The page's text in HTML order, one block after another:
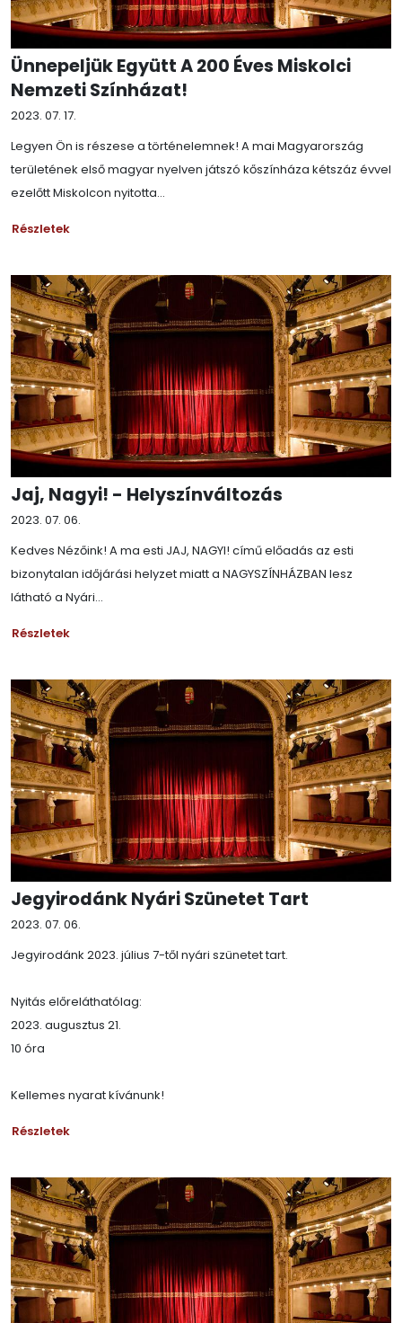
Ünnepeljük Együtt A 200 Éves Miskolci
Nemzeti Színházat!
2023. 07. 17.
Legyen Ön is részese a történelemnek! A mai Magyarország
területének első magyar nyelven játszó kőszínháza kétszáz évvel
ezelőtt Miskolcon nyitotta...
Részletek
Jaj, Nagyi! - Helyszínváltozás
2023. 07. 06.
Kedves Nézőink! A ma esti JAJ, NAGYI! című előadás az esti
bizonytalan időjárási helyzet miatt a NAGYSZÍNHÁZBAN lesz
látható a Nyári...
Részletek
Jegyirodánk Nyári Szünetet Tart
2023. 07. 06.
Jegyirodánk 2023. július 7-től nyári szünetet tart.
Nyitás előreláthatólag:
2023. augusztus 21.
10 óra
Kellemes nyarat kívánunk!
Részletek